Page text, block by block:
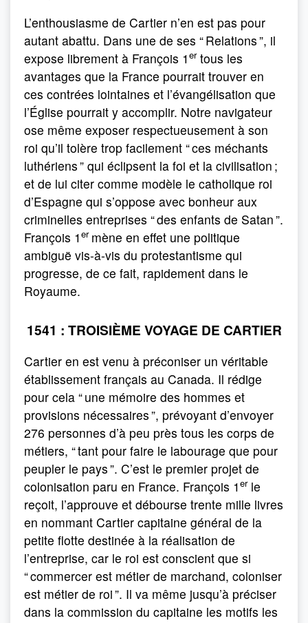
L’enthousiasme de Cartier n’en est pas pour
autant abattu. Dans une de ses “ Relations ”, il
expose librement à François 1 ertous les
avantages que la France pourrait trouver en
ces contrées lointaines et l’évangélisation que
l’Église pourrait y accomplir. Notre navigateur
ose même exposer respectueusement à son
roi qu’il tolère trop facilement “ ces méchants
luthériens ” qui éclipsent la foi et la civilisation ;
et de lui citer comme modèle le catholique roi
d’Espagne qui s’oppose avec bonheur aux
criminelles entreprises “ des enfants de Satan ”.
François 1 er mène en effet une politique
ambiguë vis-à-vis du protestantisme qui
progresse, de ce fait, rapidement dans le
Royaume.
1541 : TROISIÈME VOYAGE DE CARTIER
Cartier en est venu à préconiser un véritable
établissement français au Canada. Il rédige
pour cela “ une mémoire des hommes et
provisions nécessaires ”, prévoyant d’envoyer
276 personnes d’à peu près tous les corps de
métiers, “ tant pour faire le labourage que pour
peupler le pays ”. C’est le premier projet de
colonisation paru en France. François 1 erle
reçoit, l’approuve et débourse trente mille livres
en nommant Cartier capitaine général de la
petite flotte destinée à la réalisation de
l’entreprise, car le roi est conscient que si
“ commercer est métier de marchand, coloniser
est métier de roi ”. Il va même jusqu’à préciser
dans la commission du capitaine les motifs les